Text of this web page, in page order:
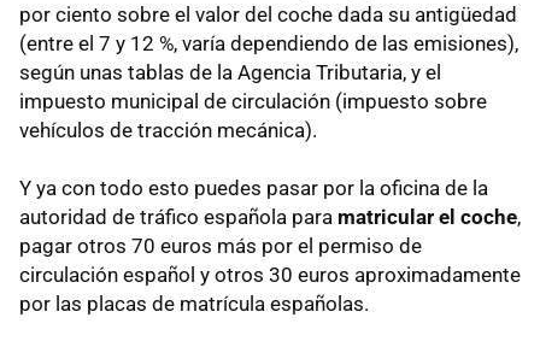
por ciento sobre el valor del coche dada su antigüedad
(entre el 7 y 12 %, varía dependiendo de las emisiones),
según unas tablas de la Agencia Tributaria, y el
impuesto municipal de circulación (impuesto sobre
vehículos de tracción mecánica).
Y ya con todo esto puedes pasar por la oficina de la
autoridad de tráfico española para matricular el coche,
pagar otros 70 euros más por el permiso de
circulación español y otros 30 euros aproximadamente
por las placas de matrícula españolas.